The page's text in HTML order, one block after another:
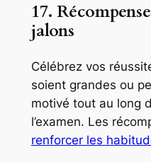
17.
jalons
Célébrez vos
soient grandes ou
motivé tout au long
l’examen. Les
renforcer les